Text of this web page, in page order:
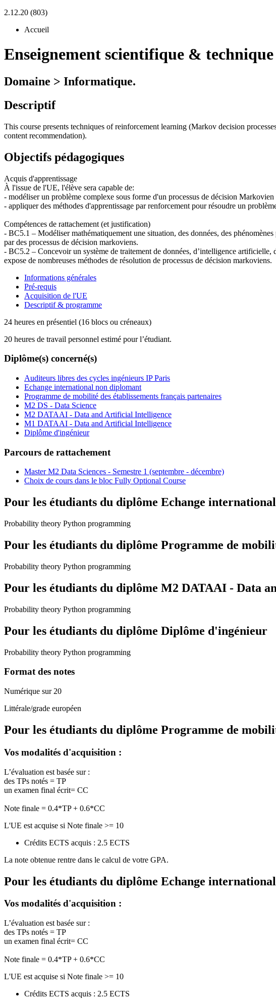
2.12.20 (803)
Accueil
Enseignement scientifique & technique
Domaine > Informatique.
Descriptif
This course presents techniques of reinforcement learning (Markov decision
content recommendation).
Objectifs pédagogiques
Acquis d'apprentissage
À l'issue de l'UE, l'élève sera capable de:
- modéliser un problème complexe sous forme d'un processus de décision Markovien
- appliquer des méthodes d'apprentissage par renforcement pour résoudre un
Compétences de rattachement (et justification)
- BC5.1 – Modéliser mathématiquement une situation, des données, des
par des processus de décision markoviens.
- BC5.2 – Concevoir un système de traitement de données, d’intelligence
expose de nombreuses méthodes de résolution de processus de décision markoviens.
Informations générales
Pré-requis
Acquisition de l'UE
Descriptif & programme
24 heures en présentiel (16 blocs ou créneaux)
20 heures de travail personnel estimé pour l’étudiant.
Diplôme(s) concerné(s)
Auditeurs libres des cycles ingénieurs IP Paris
Echange international non diplomant
Programme de mobilité des établissements français partenaires
M2 DS - Data Science
M2 DATAAI - Data and Artificial Intelligence
M1 DATAAI - Data and Artificial Intelligence
Diplôme d'ingénieur
Parcours de rattachement
Master M2 Data Sciences - Semestre 1 (septembre - décembre)
Choix de cours dans le bloc Fully Optional Course
Pour les étudiants du diplôme Echange
Probability theory Python programming
Pour les étudiants du diplôme Programme de
Probability theory Python programming
Pour les étudiants du diplôme M2 DATAAI - Data
Probability theory Python programming
Pour les étudiants du diplôme Diplôme d'ingénieur
Probability theory Python programming
Format des notes
Numérique sur 20
Littérale/grade européen
Pour les étudiants du diplôme Programme de
Vos modalités d'acquisition :
L’évaluation est basée sur :
des TPs notés = TP
un examen final écrit= CC
Note finale = 0.4*TP + 0.6*CC
L'UE est acquise si Note finale >= 10
Crédits ECTS acquis : 2.5 ECTS
La note obtenue rentre dans le calcul de votre GPA.
Pour les étudiants du diplôme Echange
Vos modalités d'acquisition :
L’évaluation est basée sur :
des TPs notés = TP
un examen final écrit= CC
Note finale = 0.4*TP + 0.6*CC
L'UE est acquise si Note finale >= 10
Crédits ECTS acquis : 2.5 ECTS